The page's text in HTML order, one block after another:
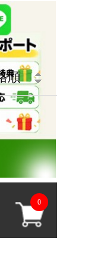
0
順